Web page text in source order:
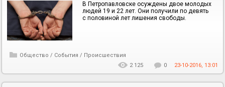
В Петропавловске осуждены двое молодых
людей 19 и 22 лет. Они получили по девять
с половиной лет лишения свободы.
Общество / События / Происшествия
2 125
0 23-10-2016, 13:01